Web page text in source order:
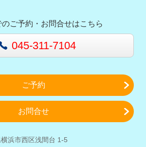
のご予約・お問合せはこちら
045-311-7104
ご予約
お問合せ
浜市西区浅間台 1-5